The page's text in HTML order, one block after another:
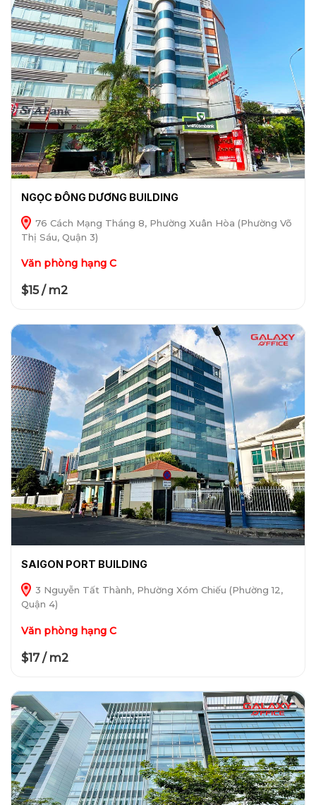
NGỌC ĐÔNG DƯƠNG BUILDING
76 Cách Mạng Tháng 8, Phường Xuân Hòa (Phường Võ
Thị Sáu, Quận 3)
Văn phòng hạng C
$15 / m2
SAIGON PORT BUILDING
3 Nguyễn Tất Thành, Phường Xóm Chiếu (Phường 12,
Quận 4)
Văn phòng hạng C
$17 / m2